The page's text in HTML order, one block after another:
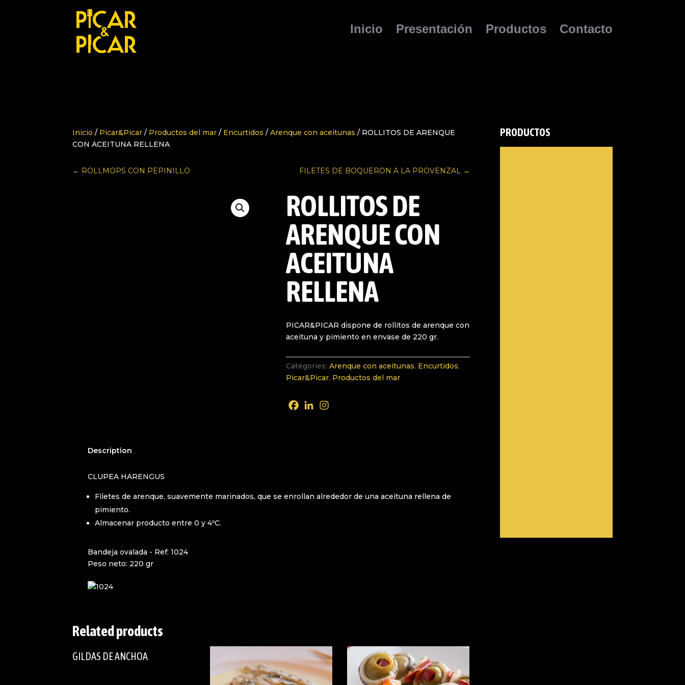
Inicio Presentación Productos Contacto
Inicio / Picar&Picar / Productos del mar / Encurtidos / Arenque con aceitunas / ROLLITOS DE ARENQUE
CON ACEITUNA RELLENA
← ROLLMOPS CON PEPINILLO FILETES DE BOQUERON A LA PROVENZAL →
ROLLITOS DE
ARENQUE CON
ACEITUNA
RELLENA
PICAR&PICAR dispone de rollitos de arenque con
aceituna y pimiento en envase de 220 gr.
Categories:Arenque con aceitunas, Encurtidos,
Picar&Picar, Productos del mar
Description
CLUPEA HARENGUS
Filetes de arenque, suavemente marinados, que se enrollan alrededor de una aceituna rellena de
pimiento.
Almacenar producto entre 0 y 4ºC.
Bandeja ovalada - Ref: 1024
Peso neto: 220 gr
Related products
GILDAS DE ANCHOA
PRODUCTOS